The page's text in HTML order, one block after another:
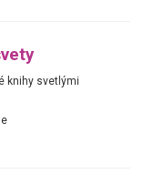
knihy svetlými